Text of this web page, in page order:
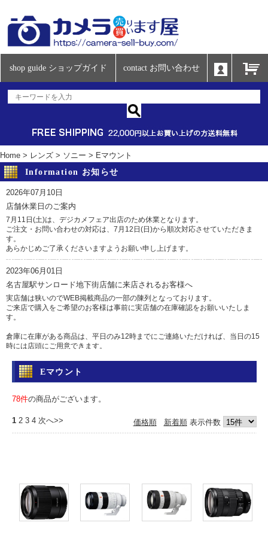
shop guide ショップガイド contact お問い合わせ
Home > レンズ > ソニー > Eマウント
Information お知らせ
2026年07月10日
店舗休業日のご案内
7月11日(土)は、デジカメフェア出店のため休業となります。
ご注文・お問い合わせの対応は、7月12日(日)から順次対応させていただきま
す。
あらかじめご了承くださいますようお願い申し上げます。
2023年06月01日
名古屋駅サンロード地下街店舗に来店されるお客様へ
実店舗は狭いのでWEB掲載商品の一部の陳列となっております。
ご来店で購入をご希望のお客様は事前に実店舗の在庫確認をお願いいたしま
す。
倉庫に在庫がある商品は、平日のみ12時までにご連絡いただければ、当日の15
時には店頭にご用意できます。
土日祝日は倉庫からの出荷を行っていませんのであらかじめご了承ください。
問い合わせ
電話 052-583-7558 Eメール: info@camera-sell-buy.com
2023年06月01日
カードご利用の方にはご迷惑をおかけいたしますが、ご容赦くださいますよう
お願い申し上げます。
2017年05月12日
Eマウント
78件の商品がございます。
価格順 新着順表示件数
1 2 3 4 次へ>>